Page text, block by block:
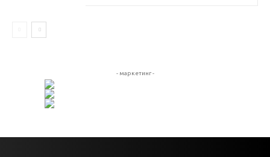
- маркетинг -